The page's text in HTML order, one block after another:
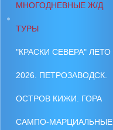
МНОГОДНЕВНЫЕ Ж/Д
ТУРЫ
"КРАСКИ СЕВЕРА" ЛЕТО
2026. ПЕТРОЗАВОДСК.
ОСТРОВ КИЖИ. ГОРА
САМПО-МАРЦИАЛЬНЫЕ